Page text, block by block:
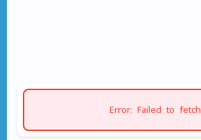
Error: Failed to fetch